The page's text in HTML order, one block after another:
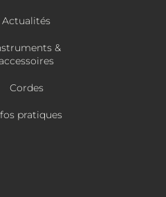
Actualités
&
Cordes
pratiques